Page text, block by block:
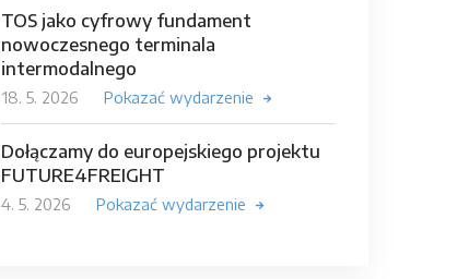
TOS jako cyfrowy fundament
nowoczesnego terminala
intermodalnego
18. 5. 2026 Pokazać wydarzenie
Dołączamy do europejskiego projektu
FUTURE4FREIGHT
4. 5. 2026 Pokazać wydarzenie